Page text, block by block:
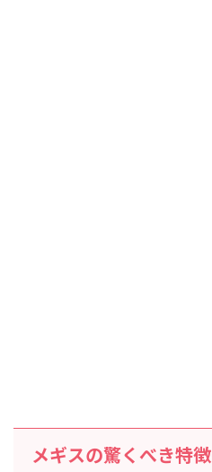
メギスの驚くべき特